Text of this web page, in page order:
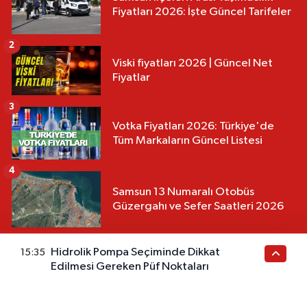
Fiyatları 2026: İşte Güncel Tarifeler
Viski fiyatları 2026 | Güncel Net
Fiyatlar
2
Votka Fiyatları 2026: Türkiye'de
Tüm Markaların Güncel Listesi
3
Samsun 13 Numaralı Otobüs
Güzergahı ve Sefer Saatleri 2026
4
Geçen Yıl Bugün 06 Ağustos 2025
15:35
Hidrolik Pompa Seçiminde Dikkat
Edilmesi Gereken Püf Noktaları